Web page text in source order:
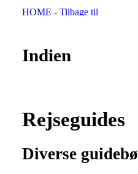
Indien
Rejseguides
Diverse